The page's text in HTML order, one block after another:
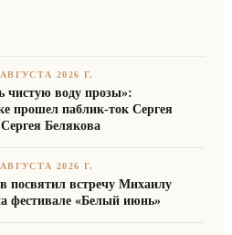
2026 Г.
чистую воду прозы»:
прошел паблик-ток Сергея
Белякова
2026 Г.
посвятил встречу Михаилу
фестивале «Белый июнь»